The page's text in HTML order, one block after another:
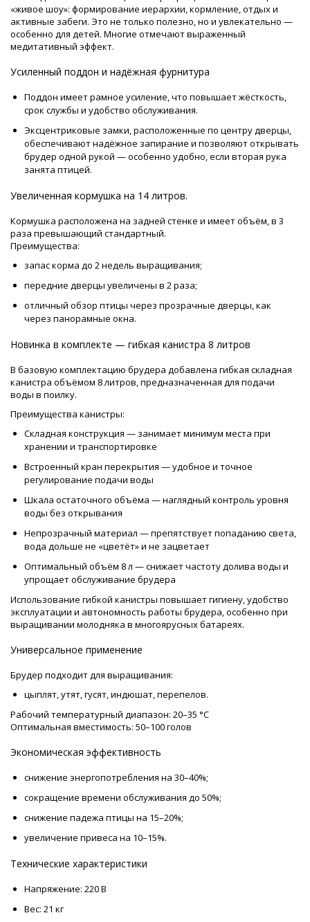
«живое шоу»: формирование иерархии, кормление, отдых и
активные забеги. Это не только полезно, но и увлекательно —
особенно для детей. Многие отмечают выраженный
медитативный эффект.
Усиленный поддон и надёжная фурнитура
Поддон имеет рамное усиление, что повышает жёсткость,
срок службы и удобство обслуживания.
Эксцентриковые замки, расположенные по центру дверцы,
обеспечивают надёжное запирание и позволяют открывать
брудер одной рукой — особенно удобно, если вторая рука
занята птицей.
Увеличенная кормушка на 14 литров.
Кормушка расположена на задней стенке и имеет объём, в 3
раза превышающий стандартный.
Преимущества:
запас корма до 2 недель выращивания;
передние дверцы увеличены в 2 раза;
отличный обзор птицы через прозрачные дверцы, как
через панорамные окна.
Новинка в комплекте — гибкая канистра 8 литров
В базовую комплектацию брудера добавлена гибкая складная
канистра объёмом 8 литров, предназначенная для подачи
воды в поилку.
Преимущества канистры:
Складная конструкция — занимает минимум места при
хранении и транспортировке
Встроенный кран перекрытия — удобное и точное
регулирование подачи воды
Шкала остаточного объёма — наглядный контроль уровня
воды без открывания
Непрозрачный материал — препятствует попаданию света,
вода дольше не «цветёт» и не зацветает
Оптимальный объём 8 л — снижает частоту долива воды и
упрощает обслуживание брудера
Использование гибкой канистры повышает гигиену, удобство
эксплуатации и автономность работы брудера, особенно при
выращивании молодняка в многоярусных батареях.
Универсальное применение
Брудер подходит для выращивания:
цыплят, утят, гусят, индюшат, перепелов.
Рабочий температурный диапазон: 20–35 °C
Оптимальная вместимость: 50–100 голов
Экономическая эффективность
снижение энергопотребления на 30–40%;
сокращение времени обслуживания до 50%;
снижение падежа птицы на 15–20%;
увеличение привеса на 10–15%.
Технические характеристики
Напряжение: 220 В
Вес: 21 кг